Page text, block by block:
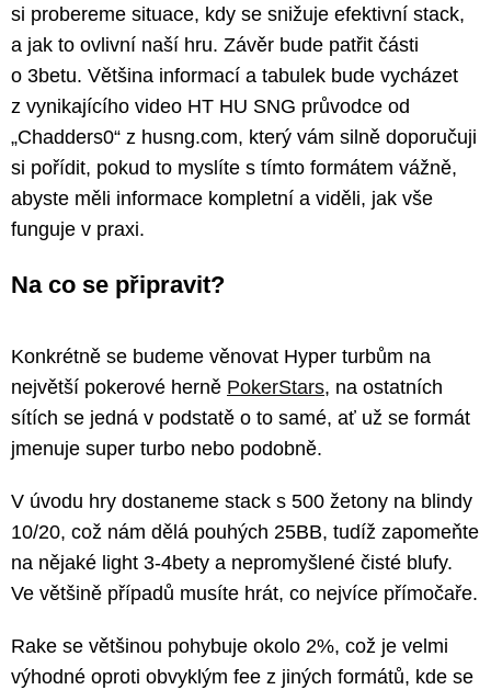
si probereme situace, kdy se snižuje efektivní stack,
a jak to ovlivní naší hru. Závěr bude patřit části
o 3betu. Většina informací a tabulek bude vycházet
z vynikajícího video HT HU SNG průvodce od
„Chadders0“ z husng.com, který vám silně doporučuji
si pořídit, pokud to myslíte s tímto formátem vážně,
abyste měli informace kompletní a viděli, jak vše
funguje v praxi.
Na co se připravit?
Konkrétně se budeme věnovat Hyper turbům na
největší pokerové herně PokerStars, na ostatních
sítích se jedná v podstatě o to samé, ať už se formát
jmenuje super turbo nebo podobně.
V úvodu hry dostaneme stack s 500 žetony na blindy
10/20, což nám dělá pouhých 25BB, tudíž zapomeňte
na nějaké light 3-4bety a nepromyšlené čisté blufy.
Ve většině případů musíte hrát, co nejvíce přímočaře.
Rake se většinou pohybuje okolo 2%, což je velmi
výhodné oproti obvyklým fee z jiných formátů, kde se